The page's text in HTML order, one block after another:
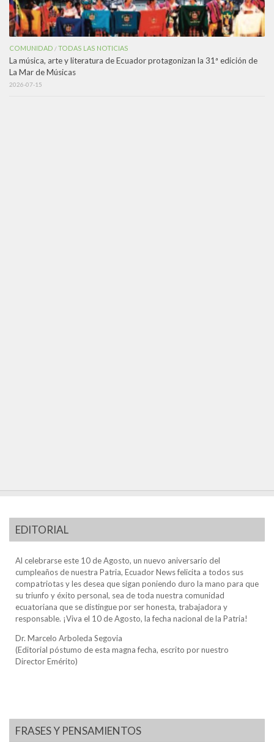
COMUNIDAD /TODAS LAS NOTICIAS
La música, arte y literatura de Ecuador protagonizan la 31ª edición de
La Mar de Músicas
2026-07-15
EDITORIAL
Al celebrarse este 10 de Agosto, un nuevo aniversario del
cumpleaños de nuestra Patria, Ecuador News felicita a todos sus
compatriotas y les desea que sigan poniendo duro la mano para que
su triunfo y éxito personal, sea de toda nuestra comunidad
ecuatoriana que se distingue por ser honesta, trabajadora y
responsable. ¡Viva el 10 de Agosto, la fecha nacional de la Patria!
Dr. Marcelo Arboleda Segovia
(Editorial póstumo de esta magna fecha, escrito por nuestro
Director Emérito)
FRASES Y PENSAMIENTOS